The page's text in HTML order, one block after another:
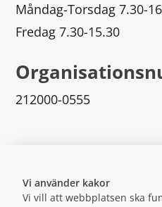
Vi använder kakor
Vi vill att webbplatsen ska
Måndag-Torsdag 7.30-
Fredag 7.30-15.30
212000-0555